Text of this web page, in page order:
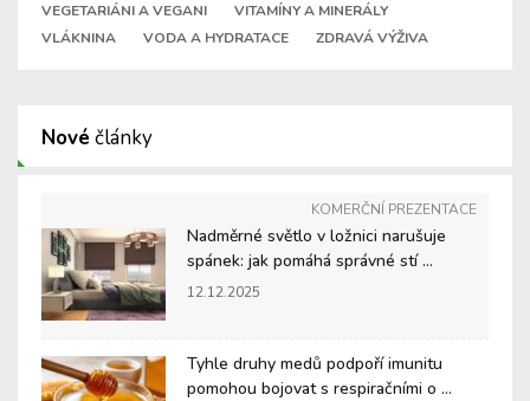
VEGETARIÁNI A VEGANI
VITAMÍNY A MINERÁLY
VLÁKNINA
VODA A HYDRATACE ZDRAVÁ VÝŽIVA
Nové články
KOMERČNÍ PREZENTACE
Nadměrné světlo v ložnici narušuje
spánek: jak pomáhá správné stí ...
12.12.2025
Tyhle druhy medů podpoří imunitu
pomohou bojovat s respiračními o ...